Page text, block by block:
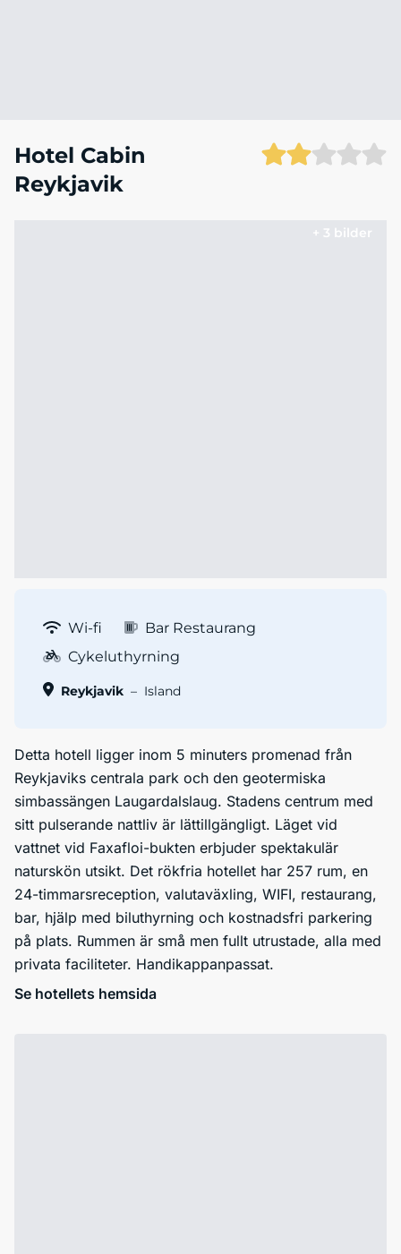
Hotel Cabin
Reykjavik
+ 3 bilder
Wi-fi
Bar Restaurang
Cykeluthyrning
Reykjavik – Island
Detta hotell ligger inom 5 minuters promenad från
Reykjaviks centrala park och den geotermiska
simbassängen Laugardalslaug. Stadens centrum med
sitt pulserande nattliv är lättillgängligt. Läget vid
vattnet vid Faxafloi-bukten erbjuder spektakulär
naturskön utsikt. Det rökfria hotellet har 257 rum, en
24-timmarsreception, valutaväxling, WIFI, restaurang,
bar, hjälp med biluthyrning och kostnadsfri parkering
på plats. Rummen är små men fullt utrustade, alla med
privata faciliteter. Handikappanpassat.
Se hotellets hemsida